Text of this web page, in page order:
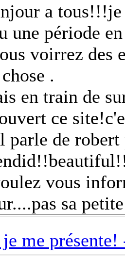
a
une période
voirrez des
.
en train de
ce
parle de
vous
sa
je me